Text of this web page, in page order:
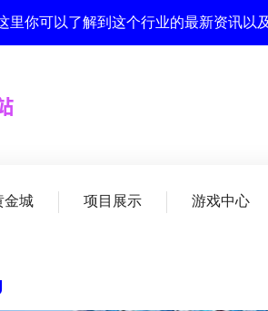
你可以了解到这个行业的最新资讯以
金城 项目展示 游戏中心